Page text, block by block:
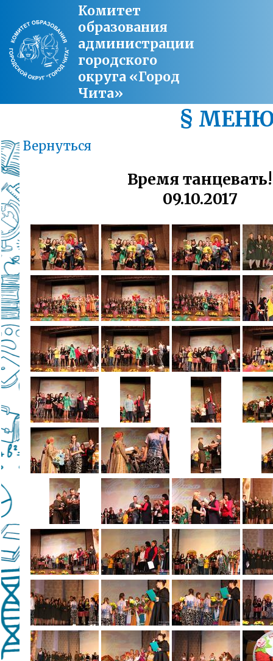
Комитет
образования
администрации
городского
округа «Город
Чита»
§
Вернуться
Время танцевать!
09.10.2017